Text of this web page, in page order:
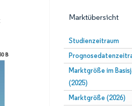
Marktübersicht
Studienzeitraum
Marktgröße im
(2025)
Marktgröße (2026)